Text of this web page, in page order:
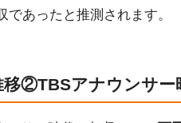
であったと推測されます。
移②TBSアナウンサー